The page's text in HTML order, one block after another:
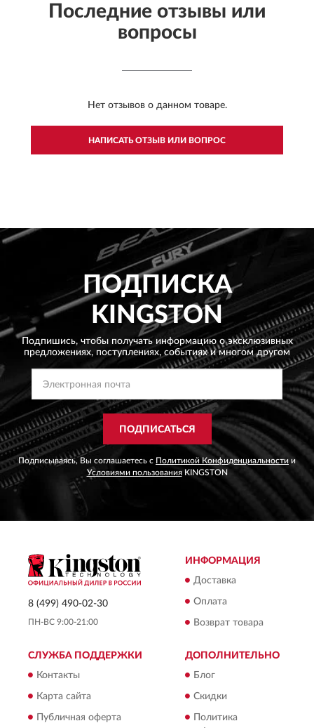
Последние отзывы или
вопросы
Нет отзывов о данном товаре.
НАПИСАТЬ ОТЗЫВ ИЛИ ВОПРОС
ПОДПИСКА
KINGSTON
Подпишись, чтобы получать информацию о эксклюзивных
предложениях, поступлениях, событиях и многом другом
ПОДПИСАТЬСЯ
Подписываясь, Вы соглашаетесь с Политикой Конфиденциальности и
Условиями пользованияKINGSTON
8 (499) 490-02-30
ПН-ВС 9:00-21:00
ИНФОРМАЦИЯ
Доставка
Оплата
Возврат товара
СЛУЖБА ПОДДЕРЖКИ
Контакты
Карта сайта
Публичная оферта
ДОПОЛНИТЕЛЬНО
Блог
Скидки
Политика